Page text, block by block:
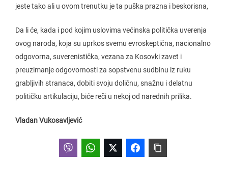
jeste tako ali u ovom trenutku je ta puška prazna i beskorisna,
Da li će, kada i pod kojim uslovima većinska politička uverenja
ovog naroda, koja su uprkos svemu evroskeptična, nacionalno
odgovorna, suverenistička, vezana za Kosovki zavet i
preuzimanje odgovornosti za sopstvenu sudbinu iz ruku
grabljivih stranaca, dobiti svoju doličnu, snažnu i delatnu
političku artikulaciju, biće reči u nekoj od narednih prilika.
Vladan Vukosavljević